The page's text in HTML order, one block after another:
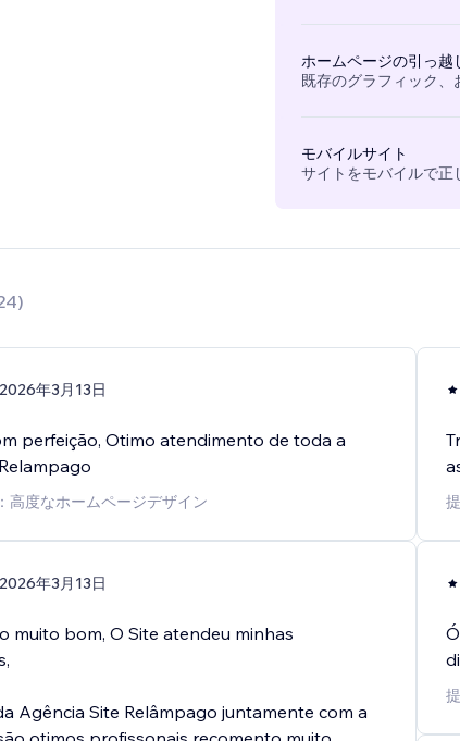
ホームページの引っ越
既存のグラフィック、
モバイルサイト
サイトをモバイルで正
)
2026年3月13日
perfeição, Otimo atendimento de toda a
高度なホームページデザイン
2026年3月13日
muito bom, O Site atendeu minhas
Agência Site Relâmpago juntamente com a